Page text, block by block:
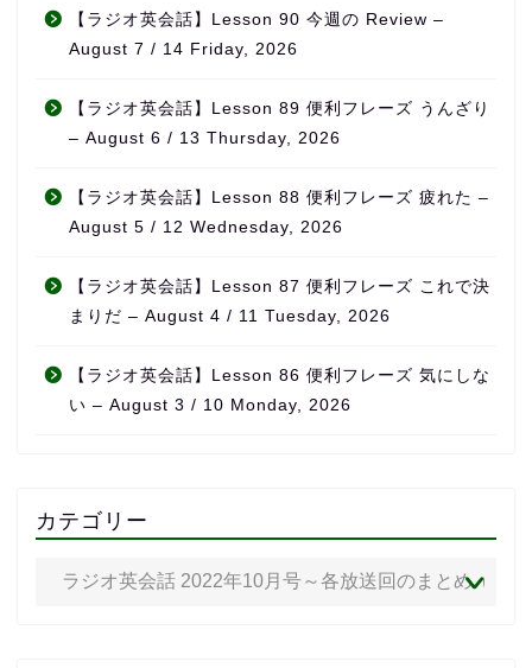
【ラジオ英会話】Lesson 90 今週の Review –
August 7 / 14 Friday, 2026
【ラジオ英会話】Lesson 89 便利フレーズ うんざり
– August 6 / 13 Thursday, 2026
【ラジオ英会話】Lesson 88 便利フレーズ 疲れた –
August 5 / 12 Wednesday, 2026
【ラジオ英会話】Lesson 87 便利フレーズ これで決
まりだ – August 4 / 11 Tuesday, 2026
【ラジオ英会話】Lesson 86 便利フレーズ 気にしな
い – August 3 / 10 Monday, 2026
カテゴリー